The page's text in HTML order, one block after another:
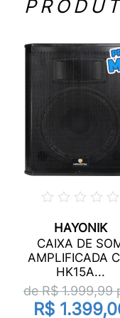
HAYONIK
CAIXA DE
AMPLIFICADA
HK15A...
de R$1.999,99
R$